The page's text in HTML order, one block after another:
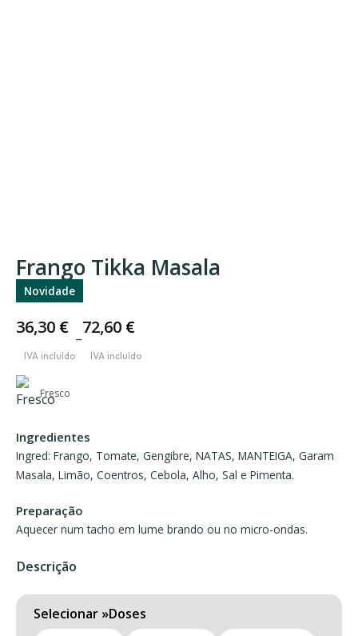
Frango Tikka Masala
Novidade
36,30 €
–
72,60 €
Price
range:
36,30 €
72,60 €
Fresco
Ingredientes
Ingred: Frango, Tomate, Gengibre, NATAS, MANTEIGA, Garam
Masala, Limão, Coentros, Cebola, Alho, Sal e Pimenta.
Preparação
Aquecer num tacho em lume brando ou no micro-ondas.
Descrição
Doses